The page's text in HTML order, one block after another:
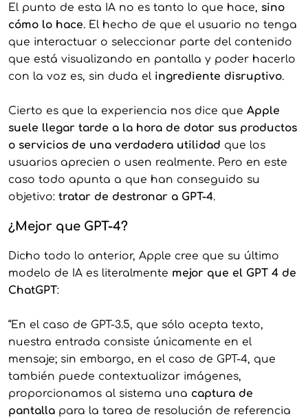
El punto de esta IA no es tanto lo que hace, sino
cómo lo hace. El hecho de que el usuario no tenga
que interactuar o seleccionar parte del contenido
que está visualizando en pantalla y poder hacerlo
con la voz es, sin duda el ingrediente disruptivo.
Cierto es que la experiencia nos dice que Apple
suele llegar tarde a la hora de dotar sus productos
o servicios de una verdadera utilidad que los
usuarios aprecien o usen realmente. Pero en este
caso todo apunta a que han conseguido su
objetivo: tratar de destronar a GPT-4.
¿Mejor que GPT-4?
Dicho todo lo anterior, Apple cree que su último
modelo de IA es literalmente mejor que el GPT 4 de
ChatGPT:
“En el caso de GPT-3.5, que sólo acepta texto,
nuestra entrada consiste únicamente en el
mensaje; sin embargo, en el caso de GPT-4, que
también puede contextualizar imágenes,
proporcionamos al sistema una captura de
pantallapara la tarea de resolución de referencia